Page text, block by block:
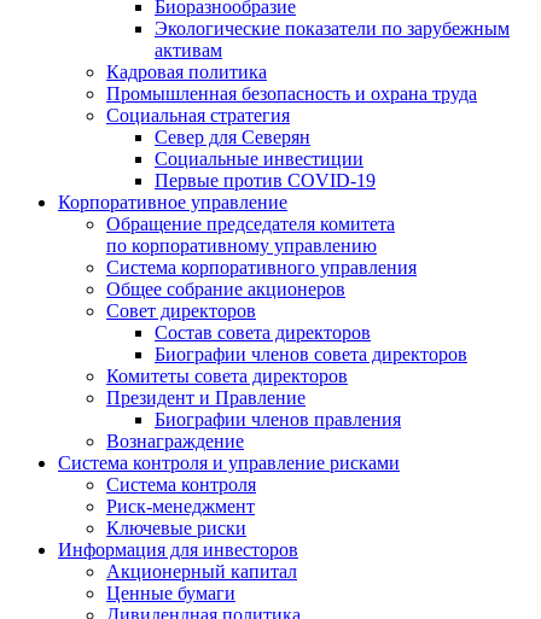
Биоразнообразие
Экологические показатели по зарубежным
активам
Кадровая политика
Промышленная безопасность и охрана труда
Социальная стратегия
Север для Северян
Социальные инвестиции
Первые против COVID‑19
Корпоративное управление
Обращение председателя комитета
по корпоративному управлению
Система корпоративного управления
Общее собрание акционеров
Совет директоров
Состав совета директоров
Биографии членов совета директоров
Комитеты совета директоров
Президент и Правление
Биографии членов правления
Вознаграждение
Система контроля и управление рисками
Система контроля
Риск-менеджмент
Ключевые риски
Информация для инвесторов
Акционерный капитал
Ценные бумаги
Дивидендная политика